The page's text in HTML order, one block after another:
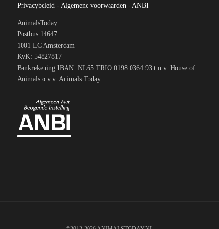
Privacybeleid - Algemene voorwaarden - ANBI
AnimalsToday
Postbus 14647
1001 LC Amsterdam
KvK: 54827817
Bankrekening IBAN: NL65 TRIO 0198 0364 93 t.n.v. House of
Animals o.v.v. Animals Today